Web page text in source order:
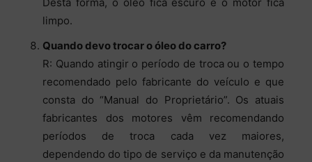
Desta forma, o óleo fica escuro e o motor fica
limpo.
Quando devo trocar o óleo do carro?
R: Quando atingir o período de troca ou o tempo
recomendado pelo fabricante do veículo e que
consta do “Manual do Proprietário”. Os atuais
fabricantes dos motores vêm recomendando
períodos de troca cada vez maiores,
dependendo do tipo de serviço e da manutenção